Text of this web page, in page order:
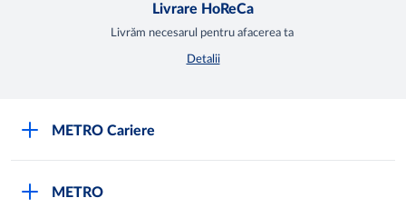
Livrare HoReCa
Livrăm necesarul pentru afacerea ta
Detalii
METRO Cariere
METRO